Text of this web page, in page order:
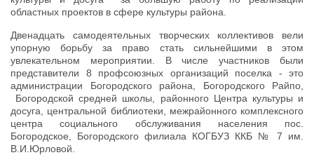
областных проектов в сфере культуры района.
Двенадцать самодеятельных творческих коллективов вели
упорную борьбу за право стать сильнейшими в этом
увлекательном мероприятии. В числе участников были
представители 8 профсоюзных организаций поселка - это
администрации Богородского района, Богородского Райпо,
Богородской средней школы, районного Центра культуры и
досуга, центральной библиотеки, межрайонного комплексного
центра социального обслуживания населения пос.
Богородское, Богородского филиала КОГБУЗ ККБ № 7 им.
В.И.Юрловой.